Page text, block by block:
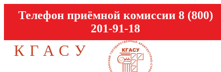
Телефон приёмной комиссии 8 (800)
201-91-18
КГАСУ